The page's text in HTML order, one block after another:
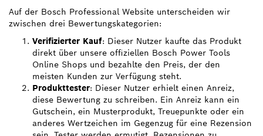
Auf der Bosch Professional Website unterscheiden wir
zwischen drei Bewertungskategorien:
Verifizierter Kauf: Dieser Nutzer kaufte das Produkt
direkt über unsere offiziellen Bosch Power Tools
Online Shops und bezahlte den Preis, der den
meisten Kunden zur Verfügung steht.
Produkttester: Dieser Nutzer erhielt einen Anreiz,
diese Bewertung zu schreiben. Ein Anreiz kann ein
Gutschein, ein Musterprodukt, Treuepunkte oder ein
anderes Wertzeichen im Gegenzug für eine Rezension